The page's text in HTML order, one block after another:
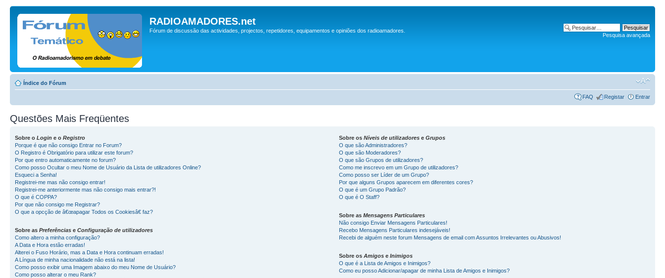
RADIOAMADORES.net
Fórum de discussão das actividades, projectos, repetidores, equipamentos e opiniões dos radioamadores.
Pesquisa avançada
Índice do Fórum
FAQ Registar Entrar
Questões Mais Freqüentes
Sobre o Login e o Registro
Porque é que não consigo Entrar no Forum?
O Registro é Obrigatório para utilizar este forum?
Por que entro automaticamente no forum?
Como posso Ocultar o meu Nome de Usuário da Lista de utilizadores Online?
Esqueci a Senha!
Registrei-me mas não consigo entrar!
Registrei-me anteriormente mas não consigo mais entrar?!
O que é COPPA?
Por que não consigo me Registrar?
O que a opcção de â€œapagar Todos os Cookiesâ€ faz?
Sobre as Preferências e Configuração de utilizadores
Como altero a minha configuração?
A Data e Hora estão erradas!
Alterei o Fuso Horário, mas a Data e Hora continuam erradas!
A Língua de minha nacionalidade não está na lista!
Como posso exibir uma Imagem abaixo do meu Nome de Usuário?
Como posso alterar o meu Rank?
Sobre os Níveis de utilizadorese Grupos
O que são Administradores?
O que são Moderadores?
O que são Grupos de utilizadores?
Como me inscrevo em um Grupo de utilizadores?
Como posso ser Líder de um Grupo?
Por que alguns Grupos aparecem em diferentes cores?
O que é um Grupo Padrão?
O que é O Staff?
Sobre as Mensagens Particulares
Não consigo Enviar Mensagens Particulares!
Recebo Mensagens Particulares indesejáveis!
Recebi de alguém neste forum Mensagens de email com Assuntos Irrelevantes ou Abusivos!
Sobre os Amigose Inimigos
O que é a Lista de Amigos e Inimigos?
Como eu posso Adicionar/apagar de minha Lista de Amigos e Inimigos?